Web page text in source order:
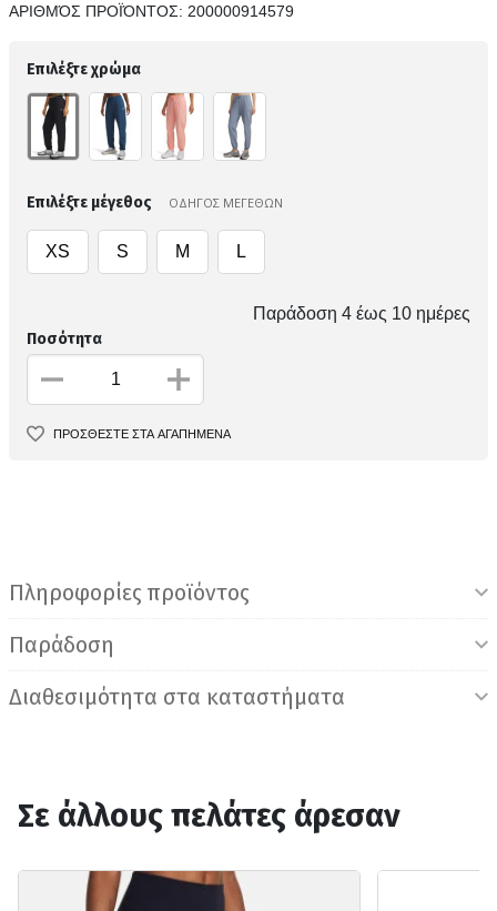
ΑΡΙΘΜΌΣ ΠΡΟΪΌΝΤΟΣ: 200000914579
Επιλέξτε χρώμα
Επιλέξτε μέγεθος ΟΔΗΓΟΣ ΜΕΓΕΘΩΝ
XS S M L
Παράδοση 4 έως 10 ημέρες
Ποσότητα
ΠΡΟΣΘΕΣΤΕ ΣΤΑ ΑΓΑΠΗΜΕΝΑ
Πληροφορίες προϊόντος
Παράδοση
Διαθεσιμότητα στα καταστήματα
Σε άλλους πελάτες άρεσαν